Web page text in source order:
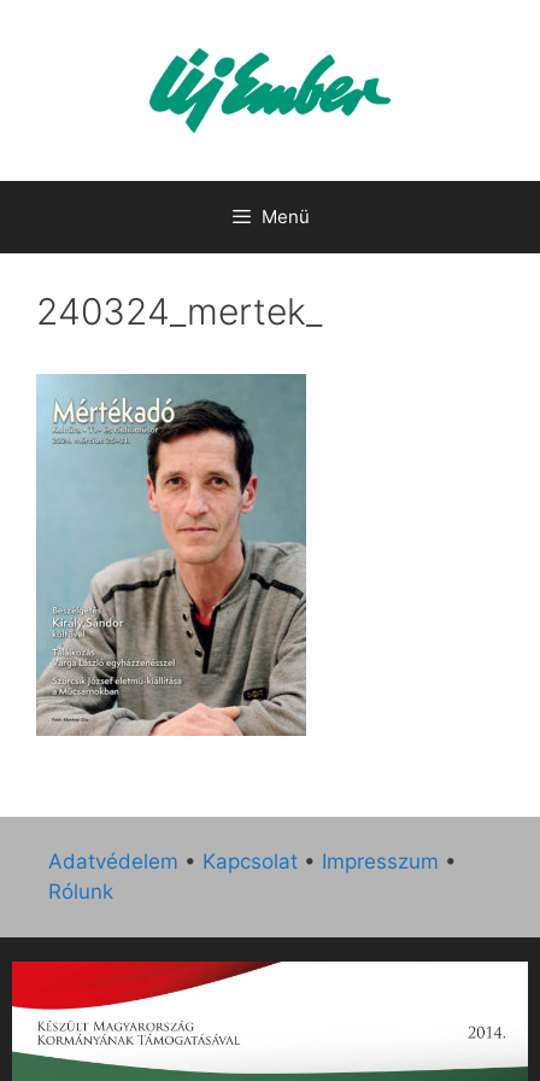
Menü
240324_mertek_
Adatvédelem • Kapcsolat • Impresszum •
Rólunk